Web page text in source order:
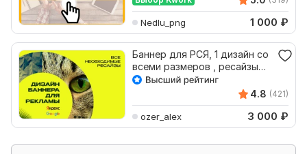
Nedlu_png 1 000 ₽
Баннер для РСЯ, 1 дизайн со
всеми размеров , ресайзы
Яндекс или Гугл
4.8 (421)
ozer_alex 3 000 ₽